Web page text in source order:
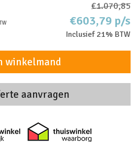
€1.070,85
€603,79 p/s
Inclusief 21% BTW
winkelmand
aanvragen
Thuiswinkel zakelijk